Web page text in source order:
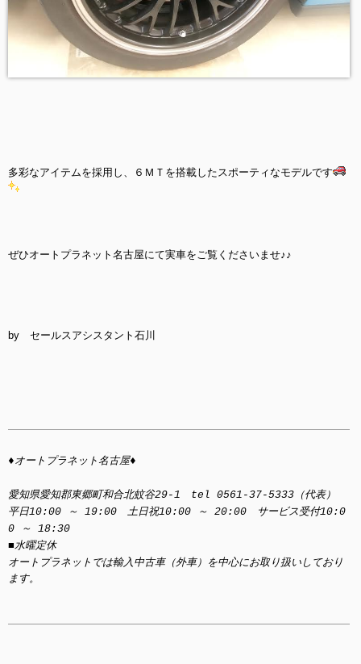
多彩なアイテムを採用し、６ＭＴを搭載したスポーティなモデルです
ぜひオートプラネット名古屋にて実車をご覧くださいませ♪♪
by セールスアシスタント石川
♦オートプラネット名古屋♦
愛知県愛知郡東郷町和合北蚊谷29-1 tel 0561-37-5333（代表）
平日10:00 ～ 19:00 土日祝10:00 ～ 20:00 サービス受付10:0
0 ～ 18:30
■水曜定休
オートプラネットでは輸入中古車（外車）を中心にお取り扱いしており
ます。